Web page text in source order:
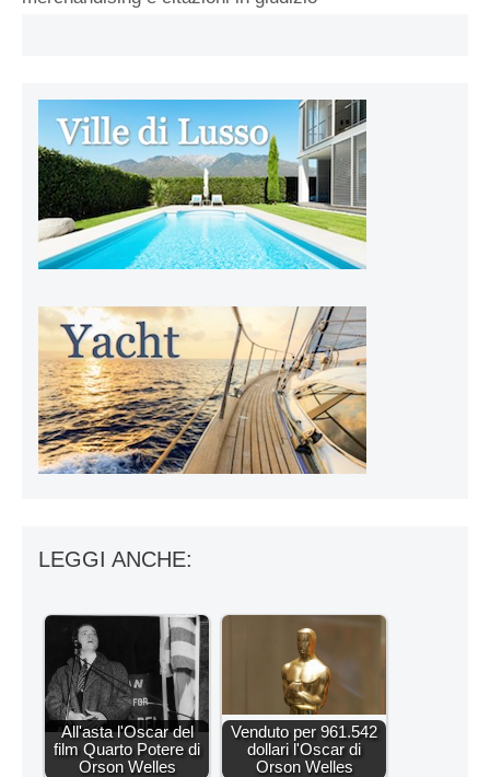
LEGGI ANCHE:
All'asta l'Oscar del
film Quarto Potere di
Orson Welles
Venduto per 961.542
dollari l'Oscar di
Orson Welles